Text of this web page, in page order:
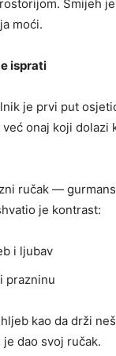
Smijeh
moći.
isprati
je prvi put
onaj koji dolazi
ručak —
je kontrast:
i ljubav
prazninu
kao da drži
je dao svoj ručak.